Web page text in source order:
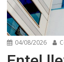
04/08/2026